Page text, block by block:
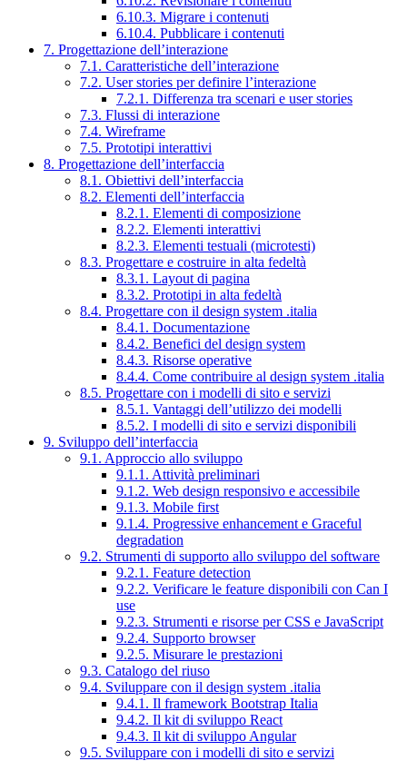
6.10.3. Migrare i contenuti
6.10.4. Pubblicare i contenuti
7. Progettazione dell’interazione
7.1. Caratteristiche dell’interazione
7.2. User stories per definire l’interazione
7.2.1. Differenza tra scenari e user stories
7.3. Flussi di interazione
7.4. Wireframe
7.5. Prototipi interattivi
8. Progettazione dell’interfaccia
8.1. Obiettivi dell’interfaccia
8.2. Elementi dell’interfaccia
8.2.1. Elementi di composizione
8.2.2. Elementi interattivi
8.2.3. Elementi testuali (microtesti)
8.3. Progettare e costruire in alta fedeltà
8.3.1. Layout di pagina
8.3.2. Prototipi in alta fedeltà
8.4. Progettare con il design system .italia
8.4.1. Documentazione
8.4.2. Benefici del design system
8.4.3. Risorse operative
8.4.4. Come contribuire al design system .italia
8.5. Progettare con i modelli di sito e servizi
8.5.1. Vantaggi dell’utilizzo dei modelli
8.5.2. I modelli di sito e servizi disponibili
9. Sviluppo dell’interfaccia
9.1. Approccio allo sviluppo
9.1.1. Attività preliminari
9.1.2. Web design responsivo e accessibile
9.1.3. Mobile first
9.1.4. Progressive enhancement e Graceful
degradation
9.2. Strumenti di supporto allo sviluppo del software
9.2.1. Feature detection
9.2.2. Verificare le feature disponibili con Can I
use
9.2.3. Strumenti e risorse per CSS e JavaScript
9.2.4. Supporto browser
9.2.5. Misurare le prestazioni
9.3. Catalogo del riuso
9.4. Sviluppare con il design system .italia
9.4.1. Il framework Bootstrap Italia
9.4.2. Il kit di sviluppo React
9.4.3. Il kit di sviluppo Angular
9.5. Sviluppare con i modelli di sito e servizi